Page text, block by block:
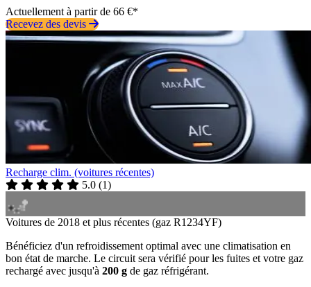
Actuellement à partir de 66 €*
Recevez des devis
Recharge clim. (voitures récentes)
5.0 (1)
Voitures de 2018 et plus récentes (gaz R1234YF)
Bénéficiez d'un refroidissement optimal avec une climatisation en
bon état de marche. Le circuit sera vérifié pour les fuites et votre gaz
rechargé avec jusqu'à 200 g de gaz réfrigérant.